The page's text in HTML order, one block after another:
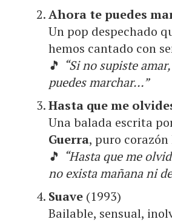
Ahora te puedes
Un pop despechado
hemos cantado con
🎵 “Si no supiste
puedes marchar…”
Hasta que me
Una balada escrita
Guerra, puro
🎵 “Hasta que me
no exista mañana ni
Suave (1993)
Bailable, sensual,